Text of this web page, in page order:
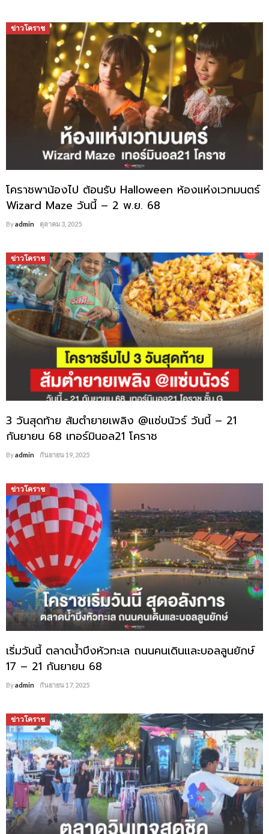
ข่าวโคราช
โคราชพาน้องไป ต้อนรับ Halloween ห้องแห่งเวทมนตร์
Wizard Maze วันนี้ – 2 พ.ย. 68
Byadmin ตุลาคม 3, 2025
ข่าวโคราช
3 วันสุดท้าย ส้มตำยายเพลิง @แซ่บนัวร์ วันนี้ – 21
กันยายน 68 เทอร์มินอล21 โคราช
Byadmin กันยายน 19, 2025
ข่าวโคราช
เริ่มวันนี้ ตลาดน้ำบึงหัวทะเล ถนนคนเดินและบอลลูนยักษ์
17 – 21 กันยายน 68
Byadmin กันยายน 17, 2025
ข่าวโคราช